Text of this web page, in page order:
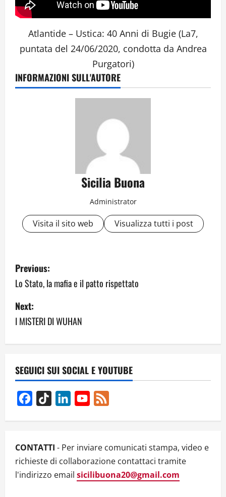
Atlantide – Ustica: 40 Anni di Bugie (La7,
puntata del 24/06/2020, condotta da Andrea
Purgatori)
INFORMAZIONI SULL'AUTORE
Sicilia Buona
Administrator
Visita il sito web Visualizza tutti i post
P
o
s
t
n
a
v
i
a
t
Previous:
Lo Stato, la mafia e il patto rispettato
Next:
I MISTERI DI WUHAN
SEGUICI SUI SOCIAL E YOUTUBE
Facebook
TikTok LinkedInYouTube
CONTATTI - Per inviare comunicati stampa, video e
richieste di collaborazione contattaci tramite
l'indirizzo email sicilibuona20@gmail.com